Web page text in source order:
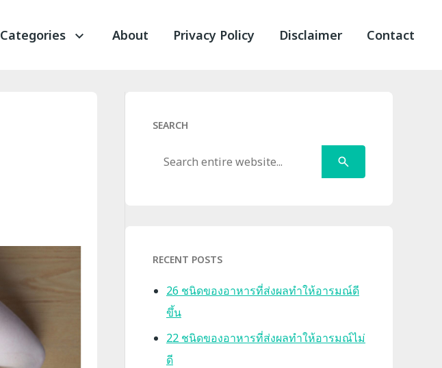
Categories About Privacy Policy Disclaimer Contact
SEARCH
RECENT POSTS
26 ชนิดของอาหารที่ส่งผลทำให้อารมณ์ดี
ขึ้น
22 ชนิดของอาหารที่ส่งผลทำให้อารมณ์ไม่
ดี